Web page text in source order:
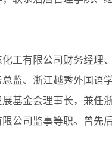
工有限公司财务经理
监、浙江越秀外国语
基金会理事长，兼任
公司监事等职。曾先